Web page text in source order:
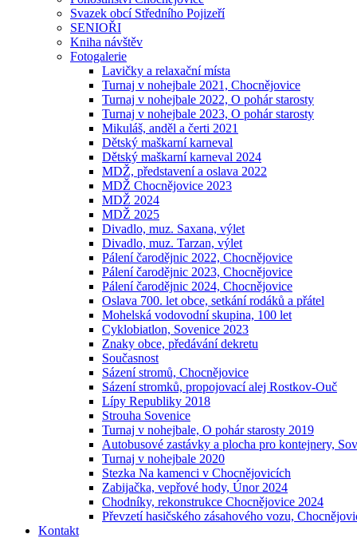
Svazek obcí Středního Pojizeří
SENIOŘI
Kniha návštěv
Fotogalerie
Lavičky a relaxační místa
Turnaj v nohejbale 2021, Chocnějovice
Turnaj v nohejbale 2022, O pohár starosty
Turnaj v nohejbale 2023, O pohár starosty
Mikuláš, anděl a čerti 2021
Dětský maškarní karneval
Dětský maškarní karneval 2024
MDŽ, představení a oslava 2022
MDŽ Chocnějovice 2023
MDŽ 2024
MDŽ 2025
Divadlo, muz. Saxana, výlet
Divadlo, muz. Tarzan, výlet
Pálení čarodějnic 2022, Chocnějovice
Pálení čarodějnic 2023, Chocnějovice
Pálení čarodějnic 2024, Chocnějovice
Oslava 700. let obce, setkání rodáků a přátel
Mohelská vodovodní skupina, 100 let
Cyklobiatlon, Sovenice 2023
Znaky obce, předávání dekretu
Současnost
Sázení stromů, Chocnějovice
Sázení stromků, propojovací alej Rostkov-Ouč
Lípy Republiky 2018
Strouha Sovenice
Turnaj v nohejbale, O pohár starosty 2019
Autobusové zastávky a plocha pro kontejnery,
Turnaj v nohejbale 2020
Stezka Na kamenci v Chocnějovicích
Zabijačka, vepřové hody, Únor 2024
Chodníky, rekonstrukce Chocnějovice 2024
Převzetí hasičského zásahového vozu,
Kontakt